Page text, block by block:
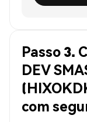
Passo 3.
DEV
com